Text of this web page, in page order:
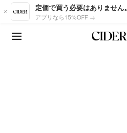
Skip to main content
定価で買う必要はありません。
アプリなら15%OFF →